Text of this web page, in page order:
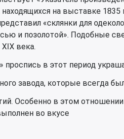
на выставке 1835
«склянки для
и позолотой». Подобные
века.
проспись в этот период
завода, которые всегда
Особенно в этом
во вкусе